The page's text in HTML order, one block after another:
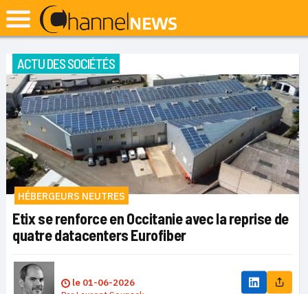
ACTU DES SOCIÉTÉS
HÉBERGEURS NEUTRES
Etix se renforce en Occitanie avec la reprise de
quatre datacenters Eurofiber
le 01-06-2026